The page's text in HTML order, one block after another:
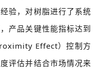
验，对树脂进行了系统
产品关键性能指标达到
Effect）控制方
评估并结合市场情况来